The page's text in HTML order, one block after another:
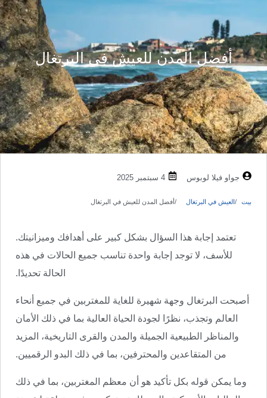
أفضل المدن للعيش في البرتغال
جواو فيلا لوبوس 4 سبتمبر 2025
بيت العيش في البرتغال أفضل المدن للعيش في البرتغال
تعتمد إجابة هذا السؤال بشكل كبير على أهدافك وميزانيتك.
للأسف، لا توجد إجابة واحدة تناسب جميع الحالات في هذه
الحالة تحديدًا.
أصبحت البرتغال وجهة شهيرة للغاية للمغتربين في جميع أنحاء
العالم وتجذب، نظرًا لجودة الحياة العالية بما في ذلك الأمان
والمناظر الطبيعية الجميلة والمدن والقرى التاريخية، المزيد
من المتقاعدين والمحترفين، بما في ذلك البدو الرقميين.
وما يمكن قوله بكل تأكيد هو أن معظم المغتربين، بما في ذلك